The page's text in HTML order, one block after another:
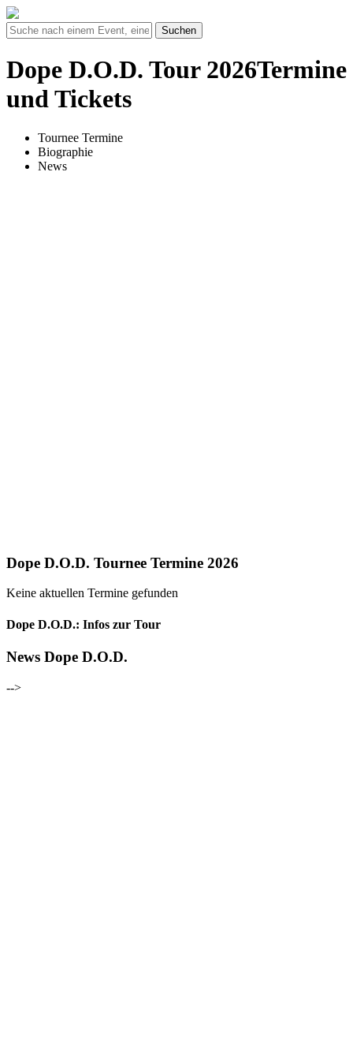
Suchen
Dope D.O.D. Tour 2026Termine
und Tickets
Tournee Termine
Biographie
News
Dope D.O.D. Tournee Termine 2026
Keine aktuellen Termine gefunden
Dope D.O.D.: Infos zur Tour
News Dope D.O.D.
-->